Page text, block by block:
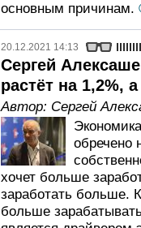
основным причинам.
20.12.2021 14:13
Сергей
растёт на 1,2%,
Автор: Сергей
обречено
хочет больше
заработать больше.
больше